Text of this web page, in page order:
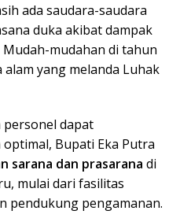
ada saudara-saudara
duka akibat dampak
mudahan di tahun
alam yang melanda Luhak
dapat
Bupati Eka Putra
sarana dan prasarana di
mulai dari fasilitas
pendukung pengamanan.